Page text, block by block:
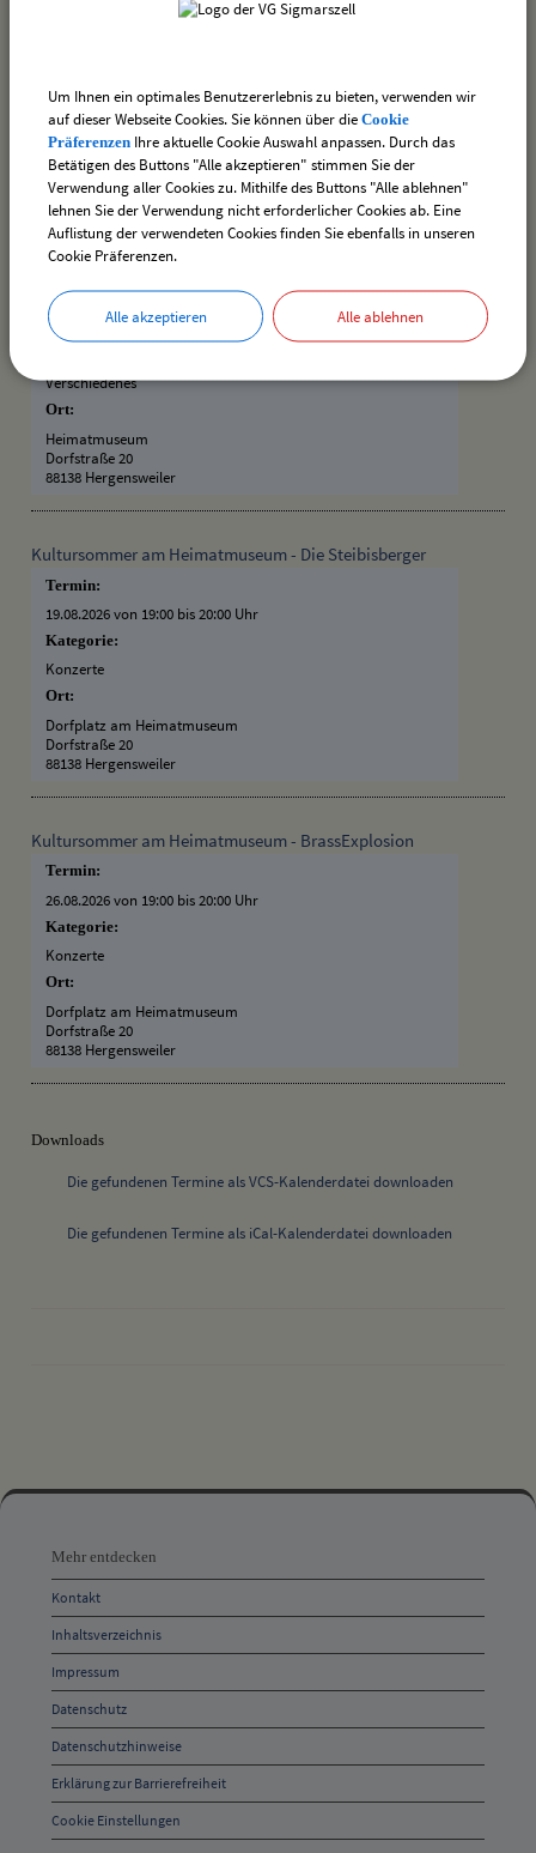
bis 21:00 Uhr
Ort:
Dorfplatz am Heimatmuseum
Dorfstraße 20
88138 Hergensweiler
Heimatmuseum geöffnet - Dauerausstellung +
Sonderausstellung
Termin:
16.08.2026 von 14:00bis 16:00 Uhr
Verschiedenes
Ort:
Heimatmuseum
Dorfstraße 20
88138 Hergensweiler
Kultursommer am Heimatmuseum - Die Steibisberger
Termin:
19.08.2026 von 19:00 bis 20:00 Uhr
Kategorie:
Konzerte
Ort:
Dorfplatz am Heimatmuseum
Dorfstraße 20
88138 Hergensweiler
Kultursommer am Heimatmuseum - BrassExplosion
Termin:
26.08.2026 von 19:00 bis 20:00 Uhr
Kategorie:
Konzerte
Ort:
Dorfplatz am Heimatmuseum
Dorfstraße 20
88138 Hergensweiler
Downloads
Die gefundenen Termine als VCS-Kalenderdatei downloaden
Die gefundenen Termine als iCal-Kalenderdatei downloaden
entdecken,
Öffnungszeiten
und
Anschrift
Kontakt
Mehr entdecken
Kontakt
Inhaltsverzeichnis
Impressum
Datenschutz
Datenschutzhinweise
Erklärung zur Barrierefreiheit
Cookie Einstellungen
Um Ihnen ein optimales Benutzererlebnis zu bieten, verwenden wir
auf dieser Webseite Cookies. Sie können über die Cookie
Präferenzen Ihre aktuelle Cookie Auswahl anpassen. Durch das
Betätigen des Buttons "Alle akzeptieren" stimmen Sie der
Verwendung aller Cookies zu. Mithilfe des Buttons "Alle ablehnen"
lehnen Sie der Verwendung nicht erforderlicher Cookies ab. Eine
Auflistung der verwendeten Cookies finden Sie ebenfalls in unseren
Cookie Präferenzen.
Alle akzeptieren Alle ablehnen